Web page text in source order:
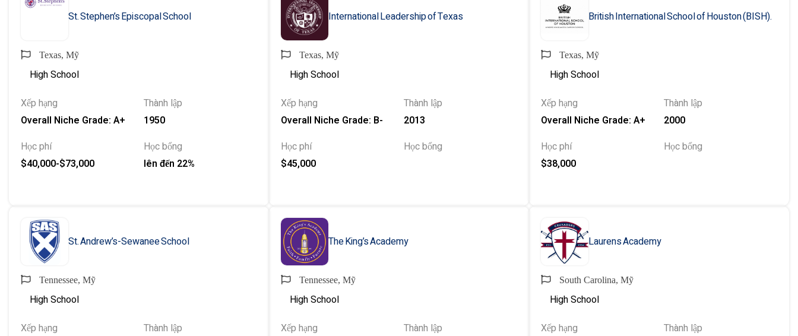
St. Stephen’s Episcopal School
Texas, Mỹ
High School
Xếp hạng
Overall Niche Grade: A+
Thành lập
1950
Học phí
$40,000-$73,000
Học bổng
lên đến 22%
International Leadership of Texas
Texas, Mỹ
High School
Xếp hạng
Overall Niche Grade: B-
Thành lập
2013
Học phí
$45,000
Học bổng
British International School of Houston (BISH).
Texas, Mỹ
High School
Xếp hạng
Overall Niche Grade: A+
Thành lập
2000
Học phí
$38,000
Học bổng
St. Andrew’s-Sewanee School
Tennessee, Mỹ
High School
Xếp hạng
Thành lập
The King’s Academy
Tennessee, Mỹ
High School
Xếp hạng
Thành lập
Laurens Academy
South Carolina, Mỹ
High School
Xếp hạng
Thành lập